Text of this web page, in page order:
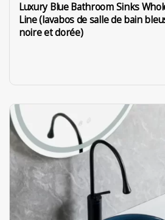
Luxury Blue Bathroom Sinks
Line (lavabos de salle de bain
noire et dorée)